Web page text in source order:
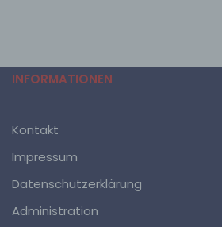
INFORMATIONEN
Kontakt
Impressum
Datenschutzerklärung
Administration
f) Pseudonymisierung
die personenbezogenen Daten ohne
spezifischen betroffenen Person
gesondert aufbewahrt werden und
gewährleisten, dass die